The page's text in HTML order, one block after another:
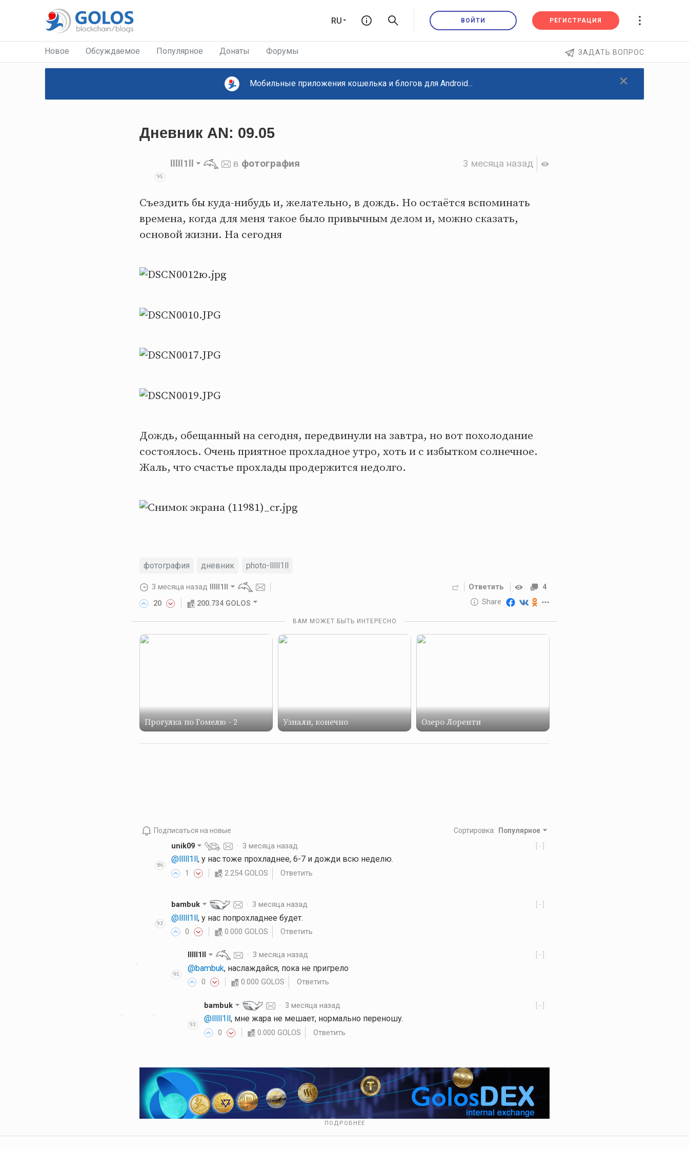
RU ВОЙТИ РЕГИСТРАЦИЯ
ЗАДАТЬ ВОПРОС
Новое Обсуждаемое Популярное Донаты Форумы
×
Мобильные приложения кошелька и блогов для Android...
Дневник AN: 09.05
3 месяца назад
95
lllll1ll в фотография
Съездить бы куда-нибудь и, желательно, в дождь. Но остаётся вспоминать
времена, когда для меня такое было привычным делом и, можно сказать,
основой жизни. На сегодня
Дождь, обещанный на сегодня, передвинули на завтра, но вот похолодание
состоялось. Очень приятное прохладное утро, хоть и с избытком солнечное.
Жаль, что счастье прохлады продержится недолго.
фотография дневник photo-lllll1ll
3 месяца назад
lllll1ll
20
200.734 GOLOS
Ответить 4
Share
Reward
10 GOLOS
ВАМ МОЖЕТ БЫТЬ ИНТЕРЕСНО
Прогулка по Гомелю - 2 Узнали, конечно Озеро Лоренти
Подписаться на новые Сортировка: Популярное
86
[-]
unik09 · 3 месяца назад
@lllll1ll , у нас тоже прохладнее, 6-7 и дожди всю неделю.
1 2.254 GOLOS Ответить
93
[-]
bambuk · 3 месяца назад
@lllll1ll, у нас попрохладнее будет.
0 0.000 GOLOS Ответить
·
95
[-]
lllll1ll · 3 месяца назад
@bambuk, наслаждайся, пока не пригрело
0 0.000 GOLOS Ответить
·
·
93
[-]
bambuk · 3 месяца назад
@lllll1ll , мне жара не мешает, нормально переношу.
0 0.000 GOLOS Ответить
ПОДРОБНЕЕ